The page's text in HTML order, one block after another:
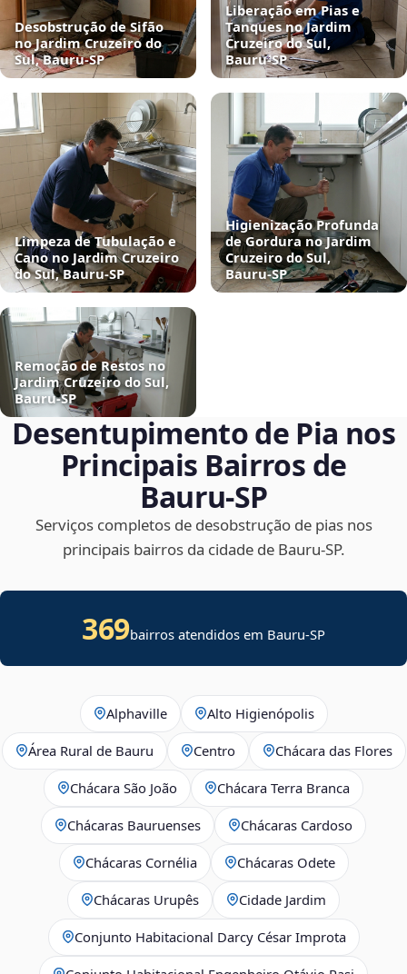
Desobstrução de Sifão
no Jardim Cruzeiro do
Sul, Bauru‑SP
Liberação em Pias e
Tanques no Jardim
Cruzeiro do Sul,
Bauru‑SP
Limpeza de Tubulação e
Cano no Jardim Cruzeiro
do Sul, Bauru‑SP
Higienização Profunda
de Gordura no Jardim
Cruzeiro do Sul,
Bauru‑SP
Remoção de Restos no
Jardim Cruzeiro do Sul,
Bauru‑SP
Desentupimento de Pia nos
Principais Bairros de
Bauru‑SP
Serviços completos de desobstrução de pias nos
principais bairros da cidade de Bauru‑SP.
369bairros atendidos em Bauru-SP
Alphaville Alto Higienópolis
Área Rural de Bauru Centro Chácara das Flores
Chácara São João Chácara Terra Branca
Chácaras Bauruenses Chácaras Cardoso
Chácaras Cornélia Chácaras Odete
Chácaras Urupês Cidade Jardim
Conjunto Habitacional Darcy César Improta